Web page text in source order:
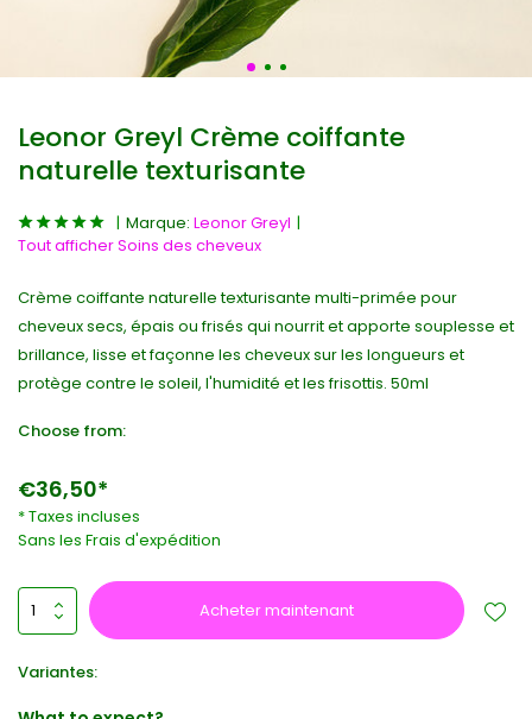
Leonor Greyl Crème coiffante
naturelle texturisante
Marque: Leonor Greyl
Tout afficher Soins des cheveux
Crème coiffante naturelle texturisante multi-primée pour
cheveux secs, épais ou frisés qui nourrit et apporte souplesse et
brillance, lisse et façonne les cheveux sur les longueurs et
protège contre le soleil, l'humidité et les frisottis. 50ml
Choose from:
€36,50*
* Taxes incluses
Sans les Frais d'expédition
Acheter maintenant
Variantes: